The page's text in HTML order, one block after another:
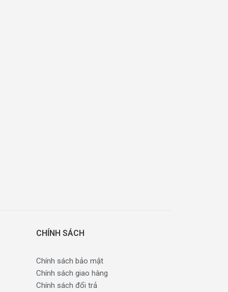
CHÍNH SÁCH
Chính sách bảo mật
Chính sách giao hàng
Chính sách đổi trả